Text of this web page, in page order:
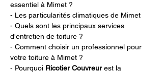
essentiel à Mimet ?
- Les particularités climatiques de Mimet
- Quels sont les principaux services
d'entretien de toiture ?
- Comment choisir un professionnel pour
votre toiture à Mimet ?
- Pourquoi Ricotier Couvreur est la